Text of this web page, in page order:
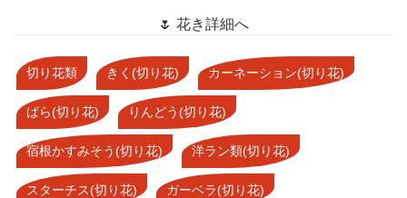
🌷 花き詳細へ
切り花類 きく(切り花) カーネーション(切り花)
ばら(切り花) りんどう(切り花)
宿根かすみそう(切り花) 洋ラン類(切り花)
スターチス(切り花) ガーベラ(切り花)